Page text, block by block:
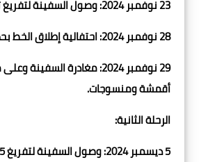
23 نوفمبر 2024: وصول السفينة لتفريغ تريلات وحاويات فارغة.
28 نوفمبر 2024: احتفالية إطلاق الخط بحضور رئيس مجلس الوزراء وعدد من المسؤولين البارزين.
أقمشة ومنسوجات.
الرحلة الثانية:
5 ديسمبر 2024: وصول السفينة لتفريغ 25 حاوية/تريلا فارغة و9 حاويات بضائع بإجمالي وزن 160.6 طن.